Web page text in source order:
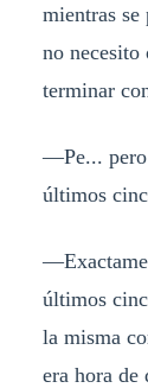
mientras
no necesito
terminar
—Pe... pero
últimos
últimos
la misma
era hora de